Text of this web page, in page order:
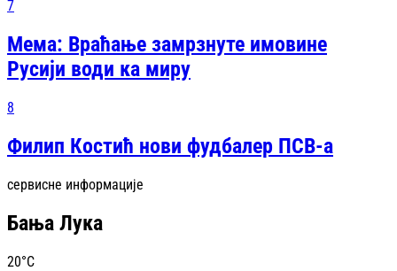
7
Мема: Враћање замрзнуте имовине
Русији води ка миру
8
Филип Костић нови фудбалер ПСВ-а
сервисне информације
Бања Лука
20°C